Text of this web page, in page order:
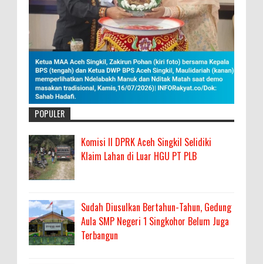
POPULER
Komisi II DPRK Aceh Singkil Selidiki
Klaim Lahan di Luar HGU PT PLB
Sudah Diusulkan Bertahun-Tahun, Gedung
Aula SMP Negeri 1 Singkohor Belum Juga
Terbangun